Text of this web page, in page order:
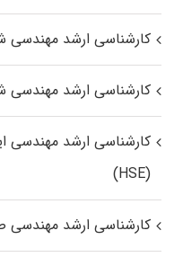
کارشناسی ارشد مهندسی
کارشناسی ارشد مهندسی
کارشناسی ارشد
(HSE)
کارشناسی ارشد مهندسی